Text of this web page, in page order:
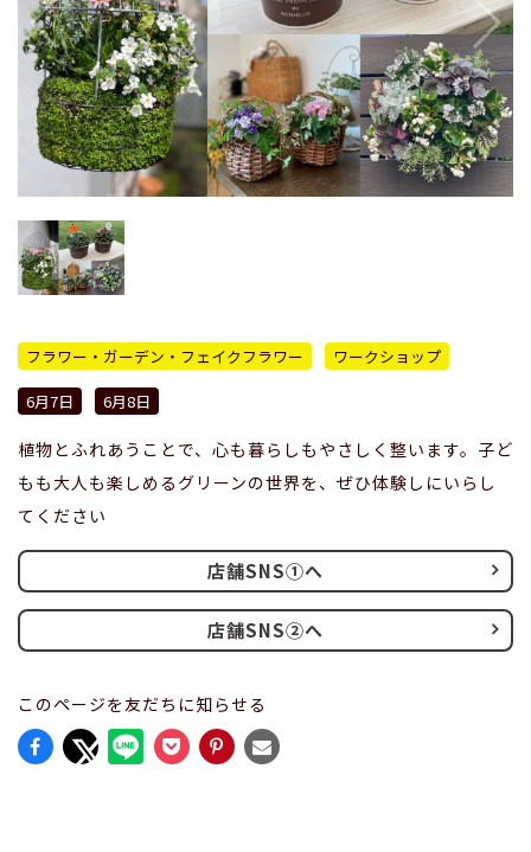
フラワー・ガーデン・フェイクフラワー
ワークショップ
6月7日
6月8日
植物とふれあうことで、心も暮らしもやさしく整います。子ど
もも大人も楽しめるグリーンの世界を、ぜひ体験しにいらし
てください
店舗SNS①へ
店舗SNS②へ
このページを友だちに知らせる